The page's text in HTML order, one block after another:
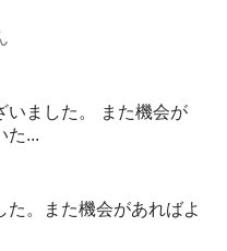
いました。 また機会が
た...
た。また機会があればよ